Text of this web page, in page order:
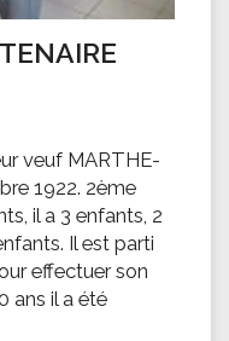
veuf MARTHE-
1922. 2ème
il a 3 enfants, 2
Il est parti
effectuer son
ans il a été